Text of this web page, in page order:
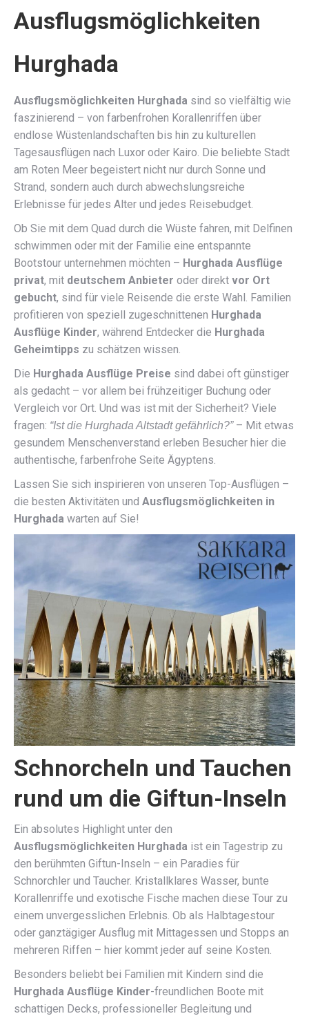
Ausflugsmöglichkeiten
Hurghada
Ausflugsmöglichkeiten Hurghada sind so vielfältig wie
faszinierend – von farbenfrohen Korallenriffen über
endlose Wüstenlandschaften bis hin zu kulturellen
Tagesausflügen nach Luxor oder Kairo. Die beliebte Stadt
am Roten Meer begeistert nicht nur durch Sonne und
Strand, sondern auch durch abwechslungsreiche
Erlebnisse für jedes Alter und jedes Reisebudget.
Ob Sie mit dem Quad durch die Wüste fahren, mit Delfinen
schwimmen oder mit der Familie eine entspannte
Bootstour unternehmen möchten – Hurghada Ausflüge
privat, mit deutschem Anbieter oder direkt vor Ort
gebucht, sind für viele Reisende die erste Wahl. Familien
profitieren von speziell zugeschnittenen Hurghada
Ausflüge Kinder, während Entdecker die Hurghada
Geheimtipps zu schätzen wissen.
Die Hurghada Ausflüge Preise sind dabei oft günstiger
als gedacht – vor allem bei frühzeitiger Buchung oder
Vergleich vor Ort. Und was ist mit der Sicherheit? Viele
fragen: “Ist die Hurghada Altstadt gefährlich?”– Mit etwas
gesundem Menschenverstand erleben Besucher hier die
authentische, farbenfrohe Seite Ägyptens.
Lassen Sie sich inspirieren von unseren Top-Ausflügen –
die besten Aktivitäten und Ausflugsmöglichkeiten in
Hurghada warten auf Sie!
Schnorcheln und Tauchen
rund um die Giftun-Inseln
Ein absolutes Highlight unter den
Ausflugsmöglichkeiten Hurghada ist ein Tagestrip zu
den berühmten Giftun-Inseln – ein Paradies für
Schnorchler und Taucher. Kristallklares Wasser, bunte
Korallenriffe und exotische Fische machen diese Tour zu
einem unvergesslichen Erlebnis. Ob als Halbtagestour
oder ganztägiger Ausflug mit Mittagessen und Stopps an
mehreren Riffen – hier kommt jeder auf seine Kosten.
Besonders beliebt bei Familien mit Kindern sind die
Hurghada Ausflüge Kinder-freundlichen Boote mit
schattigen Decks, professioneller Begleitung und